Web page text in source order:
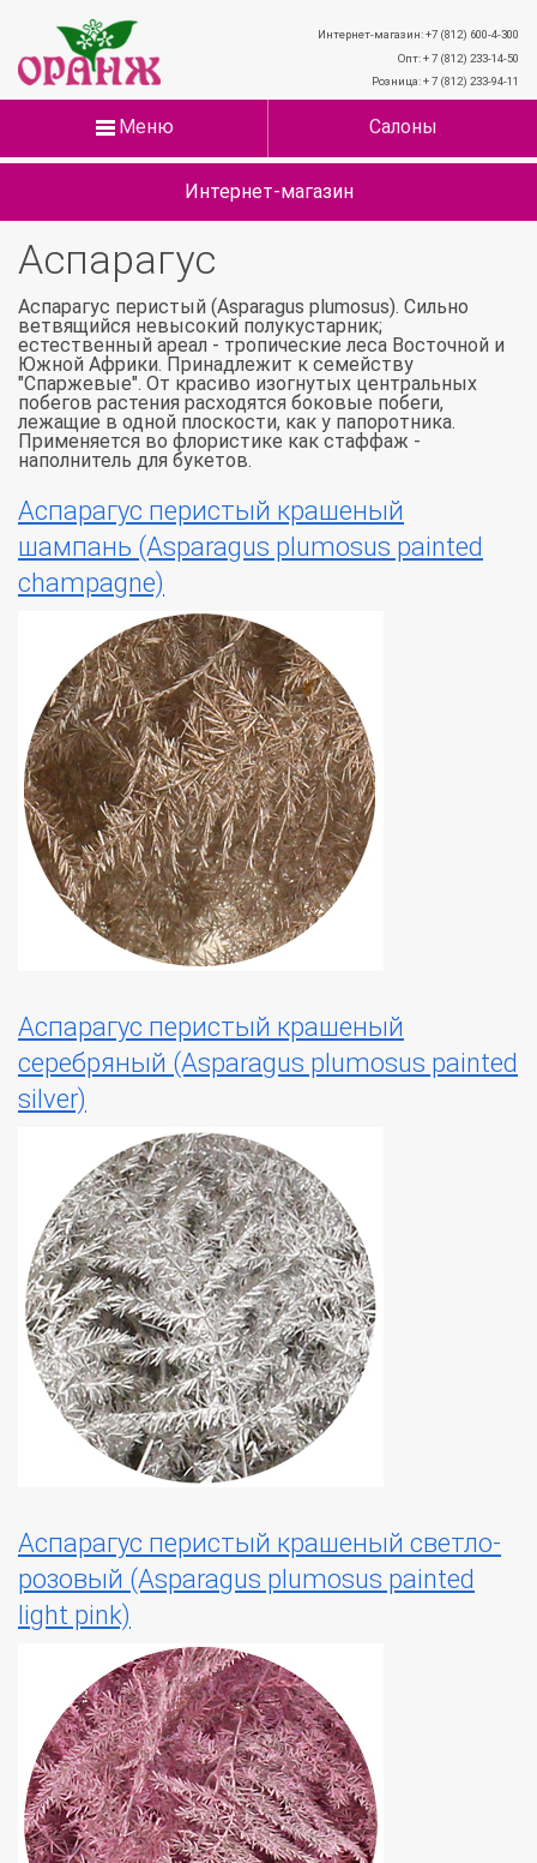
Интернет-магазин: +7 (812) 600-4-300
Опт: + 7 (812) 233-14-50
Розница: + 7 (812) 233-94-11
Меню Салоны
Интернет-магазин
Аспарагус
Аспарагус перистый (Asparagus plumosus). Сильно
ветвящийся невысокий полукустарник;
естественный ареал - тропические леса Восточной и
Южной Африки. Принадлежит к семейству
"Спаржевые". От красиво изогнутых центральных
побегов растения расходятся боковые побеги,
лежащие в одной плоскости, как у папоротника.
Применяется во флористике как стаффаж -
наполнитель для букетов.
Аспарагус перистый крашеный
шампань (Asparagus plumosus painted
champagne)
Аспарагус перистый крашеный
серебряный (Asparagus plumosus painted
silver)
Аспарагус перистый крашеный светло-
розовый (Asparagus plumosus painted
light pink)